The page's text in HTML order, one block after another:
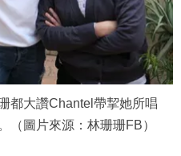
都大讚Chantel帶挈她所唱
（圖片來源：林珊珊FB）